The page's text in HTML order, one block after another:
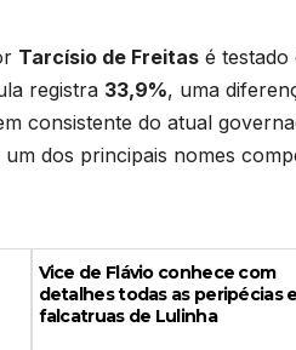
Tarcísio de Freitas é
registra 33,9%, uma
consistente do atual
dos principais nomes
Vice de Flávio conhece com
detalhes todas as peripécias e
falcatruas de Lulinha